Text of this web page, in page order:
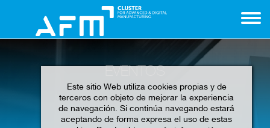
Este sitio Web utiliza cookies propias y de
terceros con objeto de mejorar la experiencia
de navegación. Si continúa navegando estará
aceptando de forma expresa el uso de estas
EVENTOS